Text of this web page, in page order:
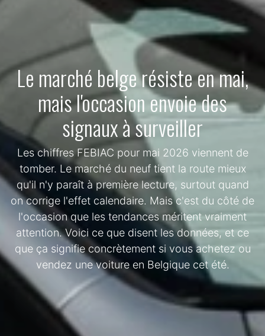
Le marché belge résiste en mai,
mais l'occasion envoie des
signaux à surveiller
Les chiffres FEBIAC pour mai 2026 viennent de
tomber. Le marché du neuf tient la route mieux
qu'il n'y paraît à première lecture, surtout quand
on corrige l'effet calendaire. Mais c'est du côté de
l'occasion que les tendances méritent vraiment
attention. Voici ce que disent les données, et ce
que ça signifie concrètement si vous achetez ou
vendez une voiture en Belgique cet été.